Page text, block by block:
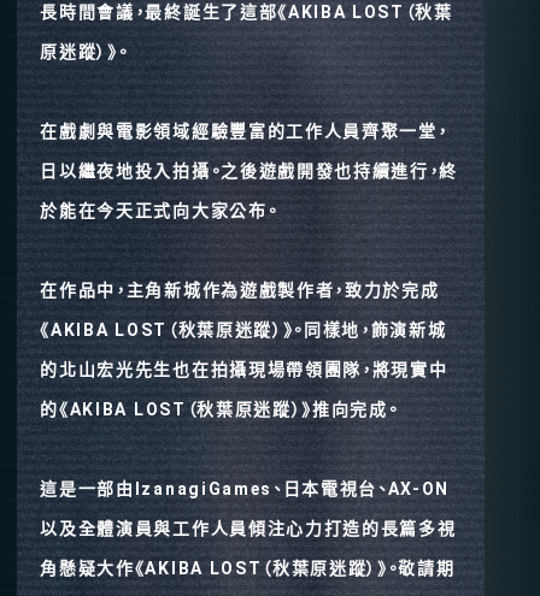
長時間會議，最終誕生了這部《AKIBA LOST（秋葉
原迷蹤）》。
在戲劇與電影領域經驗豐富的工作人員齊聚一堂，
日以繼夜地投入拍攝。之後遊戲開發也持續進行，終
於能在今天正式向大家公布。
在作品中，主角新城作為遊戲製作者，致力於完成
《AKIBA LOST（秋葉原迷蹤）》。同樣地，飾演新城
的北山宏光先生也在拍攝現場帶領團隊，將現實中
的《AKIBA LOST（秋葉原迷蹤）》推向完成。
這是一部由IzanagiGames、日本電視台、AX-ON
以及全體演員與工作人員傾注心力打造的長篇多視
角懸疑大作《AKIBA LOST（秋葉原迷蹤）》。敬請期